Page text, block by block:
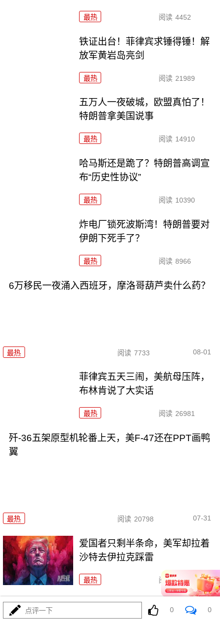
最热 阅读 4452
铁证出台！菲律宾求锤得锤！解
放军黄岩岛亮剑
最热 阅读 21989
五万人一夜破城，欧盟真怕了！
特朗普拿美国说事
最热 阅读 14910
哈马斯还是跪了？特朗普高调宣
布“历史性协议”
最热 阅读 10390
炸电厂锁死波斯湾！特朗普要对
伊朗下死手了？
最热 阅读 8966
6万移民一夜涌入西班牙，摩洛哥葫芦卖什么药？
最热 阅读 7733 08-01
菲律宾五天三闹，美航母压阵，
布林肯说了大实话
最热 阅读 26981
歼-36五架原型机轮番上天，美F-47还在PPT画鸭
翼
最热 阅读 20798 07-31
爱国者只剩半条命，美军却拉着
沙特去伊拉克踩雷
最热 阅读 11904
特朗普官宣“哈马斯缴械”，内塔尼亚胡不认账
点评一下 0 0